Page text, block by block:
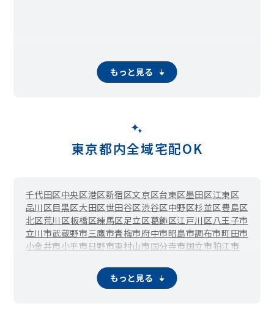
もっと見る
東京都内全域宅配OK
千代田区中央区港区新宿区文京区台東区墨田区江東区
品川区目黒区大田区世田谷区渋谷区中野区杉並区豊島区
北区荒川区板橋区練馬区足立区葛飾区江戸川区八王子市
立川市武蔵野市三鷹市青梅市府中市昭島市調布市町田市
小金井市小平市 日野市東村山市国分寺市国立市狛江市
西東京市瑞穂町日の出町
利島村新島村神津島村三宅村
もっと見る